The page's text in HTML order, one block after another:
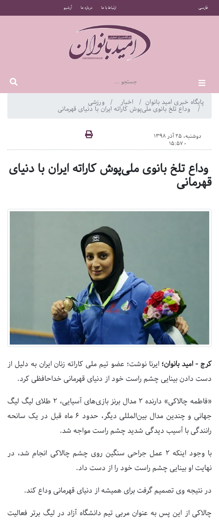
فارسی ارتباط با ما درباره ما آرشیو
پایگاه خبری امید بانوان اخبار ورزشی
وداع تلخ بانوی ملی‌پوش کاراته ایران با دنیای قهرمانی
دوشنبه، 25 آذر 1398
- 15:57
وداع تلخ بانوی ملی‌پوش کاراته ایران با دنیای
قهرمانی
کرج - امید بانوان؛ایرنا نوشت؛ عضو تیم ملی کاراته زنان ایران به دلیل از
دست دادن بینایی چشم راست خود از دنیای قهرمانی خداحافظی کرد.
«فاطمه چالاکی» دارنده ۲ مدال برنز بازی‌های آسیایی، ۲ طلای لیگ لیگ
جهانی و چندین مدال بین‌المللی دیگر، حدود ۶ ماه قبل در یک سانحه
رانندگی با آسیب دیدگی شدید چشم راست مواجه شد.
با وجود اینکه ۲ عمل جراحی سنگین روی چشم چالاکی انجام شد، در
نهایت او بینایی چشم راست خود را از دست داد.
در نتیجه وی تصمیم گرفت برای همیشه از دنیای قهرمانی وداع کند.
چالاکی از این پس به عنوان مربی تیم دانشگاه آزاد در لیگ برتر فعالیت